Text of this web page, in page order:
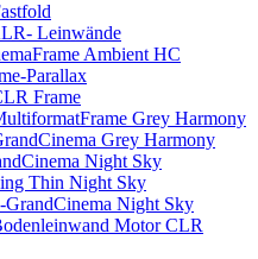
Leinwände
Ambient HC
Parallax
Frame
Grey Harmony
Grey Harmony
Night Sky
Thin Night Sky
GrandCinema Night Sky
Motor CLR